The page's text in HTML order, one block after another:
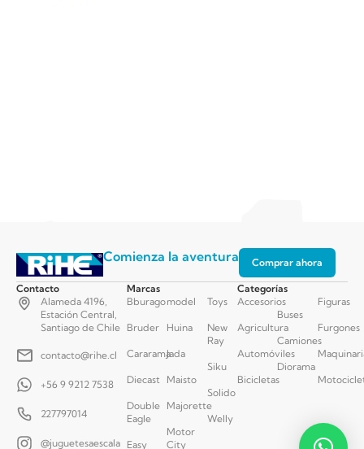
Comienza la aventura Comprar ahora
Contacto
Alameda 4196,
Estación Central,
Santiago de Chile
contacto@rihe.cl
+56 9 9212 7538
227797014
@juguetesaescala
Marcas
Bburago
Bruder
Cararama
Diecast
Double
Eagle
Easy
model
Huina
Jada
Maisto
Majorette
Motor
City
Toys
New
Ray
Siku
Solido
Welly
Categorías
Accesorios
Agricultura
Automóviles
Bicicletas
Buses
Camiones
Diorama
Figuras
Furgones